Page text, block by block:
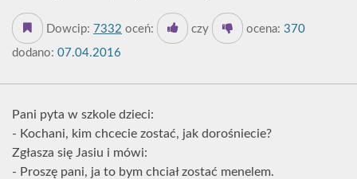
Dowcip: 7332 oceń: czy ocena: 370
dodano: 07.04.2016
Pani pyta w szkole dzieci:
- Kochani, kim chcecie zostać, jak dorośniecie?
Zgłasza się Jasiu i mówi:
- Proszę pani, ja to bym chciał zostać menelem.